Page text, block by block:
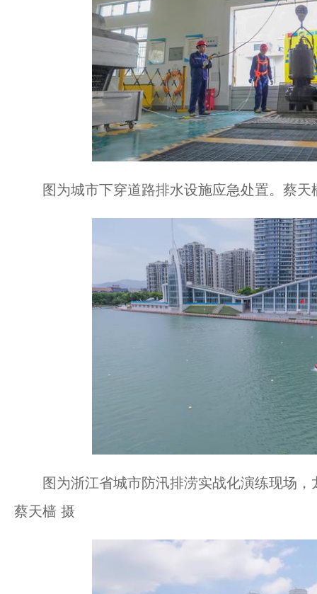
图为城市下穿道路排水设施应急处置。蔡天
图为浙江省城市防汛排涝实战化演练现场
蔡天樯 摄